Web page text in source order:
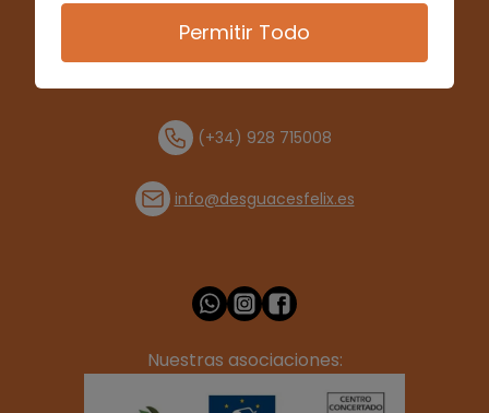
(+34) 928 715008
info@desguacesfelix.es
Nuestras asociaciones:
Permitir Todo